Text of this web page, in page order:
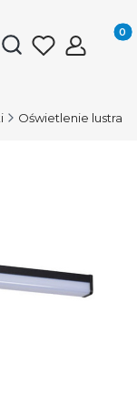
Otwórz
Oświetlenie lustra